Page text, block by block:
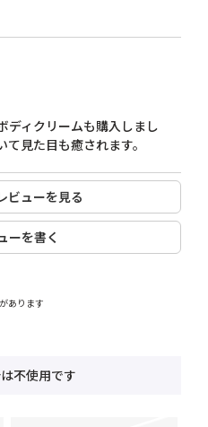
ディクリームも購入しまし
見た目も癒されます。
ビューを見る
ーを書く
あります
不使用です